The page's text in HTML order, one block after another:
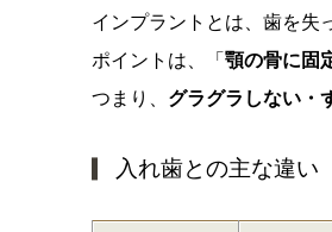
インプラントとは、歯を失
ポイントは、「 顎の骨に固
つまり、 グラグラしない・
入れ歯との主な違い